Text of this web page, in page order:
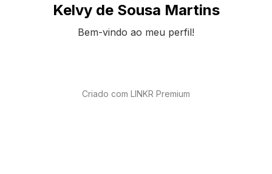
Kelvy de Sousa Martins
Bem-vindo ao meu perfil!
Criado com LINKR Premium